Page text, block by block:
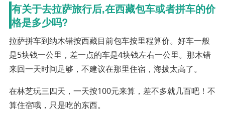
有关于去拉萨旅行后,在西藏包车或者拼车的价
格是多少吗?
拉萨拼车到纳木错按西藏目前包车按里程算价。好车一般
是5块钱一公里，差一点的车是4块钱左右一公里。那木错
来回一天时间足够，不建议在那里住宿，海拔太高了。
在林芝玩三四天，一天按100元来算，差不多就几百吧！不
算住宿哦，只是吃的东西。